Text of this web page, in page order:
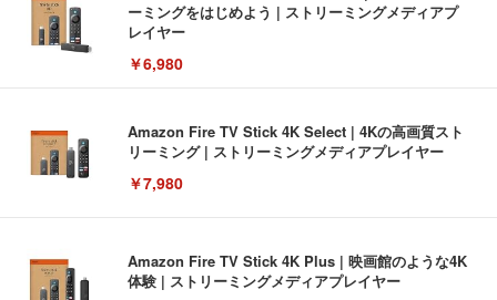
ーミングをはじめよう | ストリーミングメディアプ
レイヤー
￥6,980
Amazon Fire TV Stick 4K Select | 4Kの高画質スト
リーミング | ストリーミングメディアプレイヤー
￥7,980
Amazon Fire TV Stick 4K Plus | 映画館のような4K
体験 | ストリーミングメディアプレイヤー